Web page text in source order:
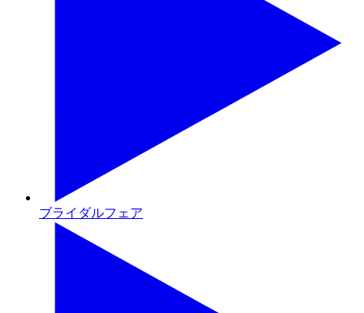
ブライダルフェア